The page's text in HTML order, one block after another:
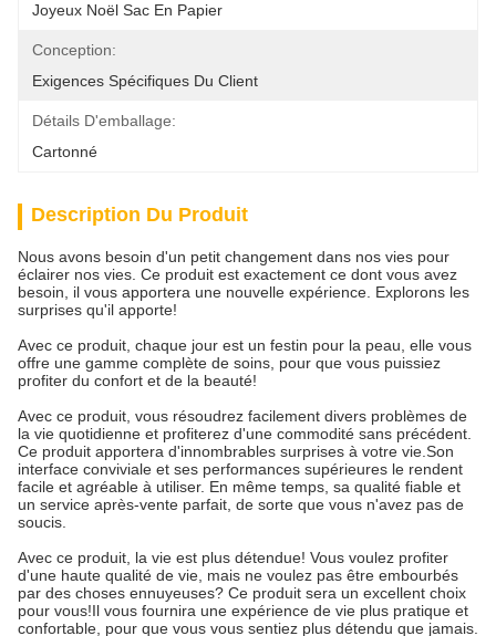
Joyeux Noël Sac En Papier
Conception:
Exigences Spécifiques Du Client
Détails D'emballage:
Cartonné
Description Du Produit
Nous avons besoin d'un petit changement dans nos vies pour
éclairer nos vies. Ce produit est exactement ce dont vous avez
besoin, il vous apportera une nouvelle expérience. Explorons les
surprises qu'il apporte!
Avec ce produit, chaque jour est un festin pour la peau, elle vous
offre une gamme complète de soins, pour que vous puissiez
profiter du confort et de la beauté!
Avec ce produit, vous résoudrez facilement divers problèmes de
la vie quotidienne et profiterez d'une commodité sans précédent.
Ce produit apportera d'innombrables surprises à votre vie.Son
interface conviviale et ses performances supérieures le rendent
facile et agréable à utiliser. En même temps, sa qualité fiable et
un service après-vente parfait, de sorte que vous n'avez pas de
soucis.
Avec ce produit, la vie est plus détendue! Vous voulez profiter
d'une haute qualité de vie, mais ne voulez pas être embourbés
par des choses ennuyeuses? Ce produit sera un excellent choix
pour vous!Il vous fournira une expérience de vie plus pratique et
confortable, pour que vous vous sentiez plus détendu que jamais.